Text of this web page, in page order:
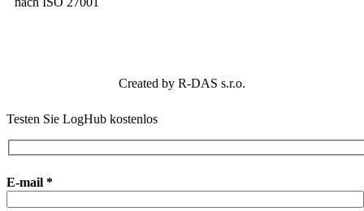
Created by R-DAS s.r.o.
Testen Sie LogHub kostenlos
E-mail *